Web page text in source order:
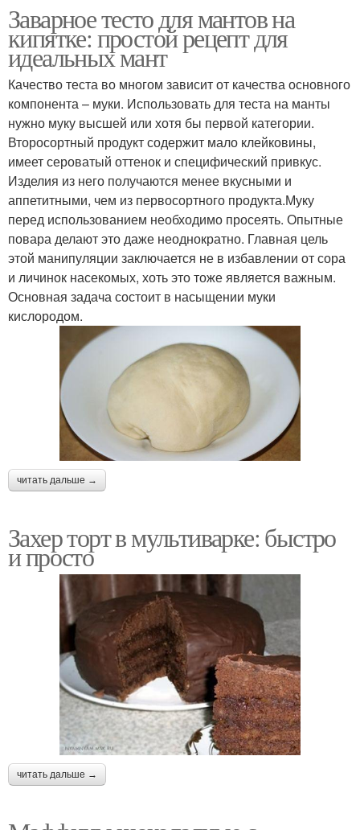
Заварное тесто для мантов на
кипятке: простой рецепт для
идеальных мант
Качество теста во многом зависит от качества основного
компонента – муки. Использовать для теста на манты
нужно муку высшей или хотя бы первой категории.
Второсортный продукт содержит мало клейковины,
имеет сероватый оттенок и специфический привкус.
Изделия из него получаются менее вкусными и
аппетитными, чем из первосортного продукта.Муку
перед использованием необходимо просеять. Опытные
повара делают это даже неоднократно. Главная цель
этой манипуляции заключается не в избавлении от сора
и личинок насекомых, хоть это тоже является важным.
Основная задача состоит в насыщении муки
кислородом.
читать дальше →
Захер торт в мультиварке: быстро
и просто
читать дальше →